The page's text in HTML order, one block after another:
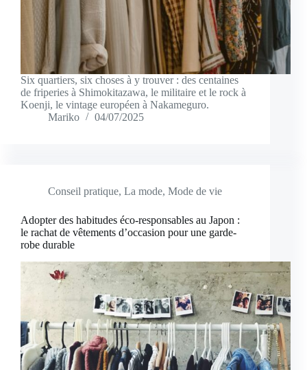
Six quartiers, six choses à y trouver : des centaines
de friperies à Shimokitazawa, le militaire et le rock à
Koenji, le vintage européen à Nakameguro.
Mariko
04/07/2025
Conseil pratique, La mode, Mode de vie
Adopter des habitudes éco-responsables au Japon :
le rachat de vêtements d’occasion pour une garde-
robe durable